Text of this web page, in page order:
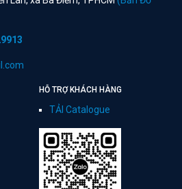
HỖ TRỢ KHÁCH HÀNG
TẢI Catalogue